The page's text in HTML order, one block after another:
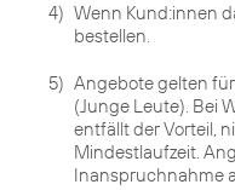
4) Wenn Kund:innen
bestellen.
5) Angebote gelten
(Junge Leute). Bei
entfällt der Vorteil,
Mindestlaufzeit.
Inanspruchnahme